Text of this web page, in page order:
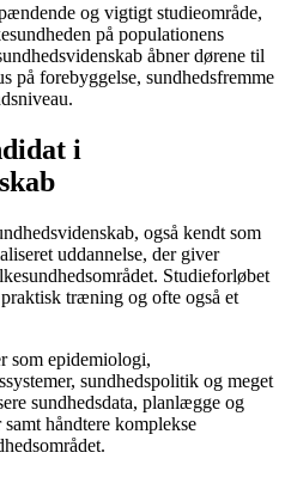
og vigtigt studieområde,
på populationens
åbner dørene til
på forebyggelse, sundhedsfremme
i
også kendt som
uddannelse, der giver
Studieforløbet
træning og ofte også et
som epidemiologi,
sundhedspolitik og meget
sundhedsdata, planlægge og
håndtere komplekse